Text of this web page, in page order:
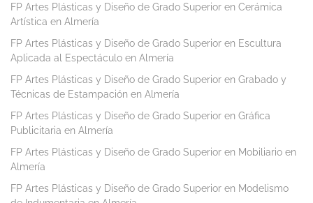
FP Artes Plásticas y Diseño de Grado Superior en Cerámica
Artística en Almería
FP Artes Plásticas y Diseño de Grado Superior en Escultura
Aplicada al Espectáculo en Almería
FP Artes Plásticas y Diseño de Grado Superior en Grabado y
Técnicas de Estampación en Almería
FP Artes Plásticas y Diseño de Grado Superior en Gráfica
Publicitaria en Almería
FP Artes Plásticas y Diseño de Grado Superior en Mobiliario en
Almería
FP Artes Plásticas y Diseño de Grado Superior en Modelismo